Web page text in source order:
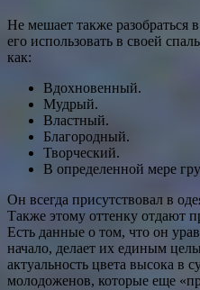
Не мешает также разобраться
его использовать в своей
как:
Вдохновенный.
Мудрый.
Властный.
Благородный.
Творческий.
В определенной мере
Он всегда присутствовал в
Также этому оттенку отдают
Есть данные о том, что он
начало, делает их единым
актуальность цвета высока в
молодоженов, которые еще